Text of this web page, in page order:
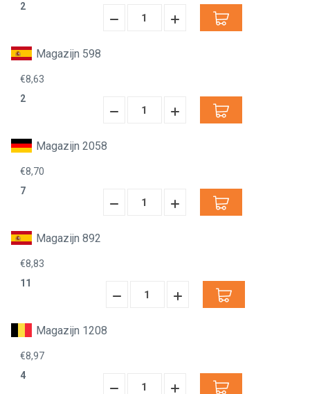
2
Hoeveelheid
Hoeveelheid
Magazijn 598
€8,63
2
Hoeveelheid
Hoeveelheid
Magazijn 2058
€8,70
7
Hoeveelheid
Hoeveelheid
Magazijn 892
€8,83
11
Hoeveelheid
Hoeveelheid
Magazijn 1208
€8,97
4
Hoeveelheid
Hoeveelheid